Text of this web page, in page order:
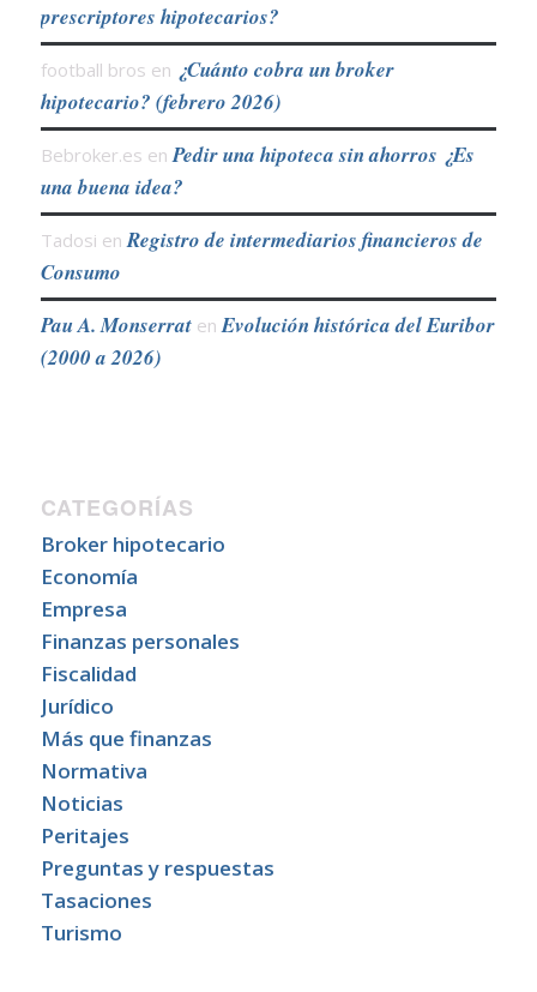
prescriptores hipotecarios?
football bros en ¿Cuánto cobra un broker
hipotecario? (febrero 2026)
Bebroker.es en Pedir una hipoteca sin ahorros ¿Es
una buena idea?
Tadosi en Registro de intermediarios financieros de
Consumo
Pau A. Monserraten Evolución histórica del Euribor
(2000 a 2026)
CATEGORÍAS
Broker hipotecario
Economía
Empresa
Finanzas personales
Fiscalidad
Jurídico
Más que finanzas
Normativa
Noticias
Peritajes
Preguntas y respuestas
Tasaciones
Turismo